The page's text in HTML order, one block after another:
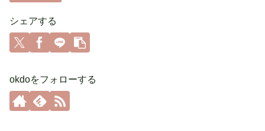
シェアする
okdoをフォローする